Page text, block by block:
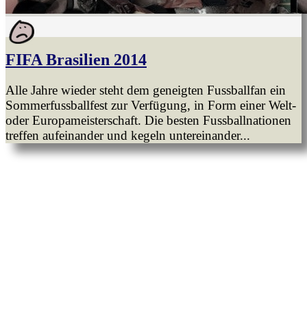
FIFA Brasilien 2014
Alle Jahre wieder steht dem geneigten Fussballfan ein
Sommerfussballfest zur Verfügung, in Form einer Welt-
oder Europameisterschaft. Die besten Fussballnationen
treffen aufeinander und kegeln untereinander...